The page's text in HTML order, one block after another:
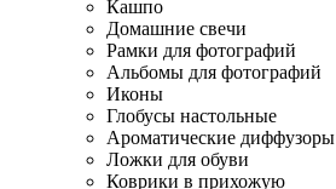
Кашпо
Домашние свечи
Рамки для фотографий
Альбомы для фотографий
Иконы
Глобусы настольные
Ароматические диффузоры
Ложки для обуви
Коврики в прихожую